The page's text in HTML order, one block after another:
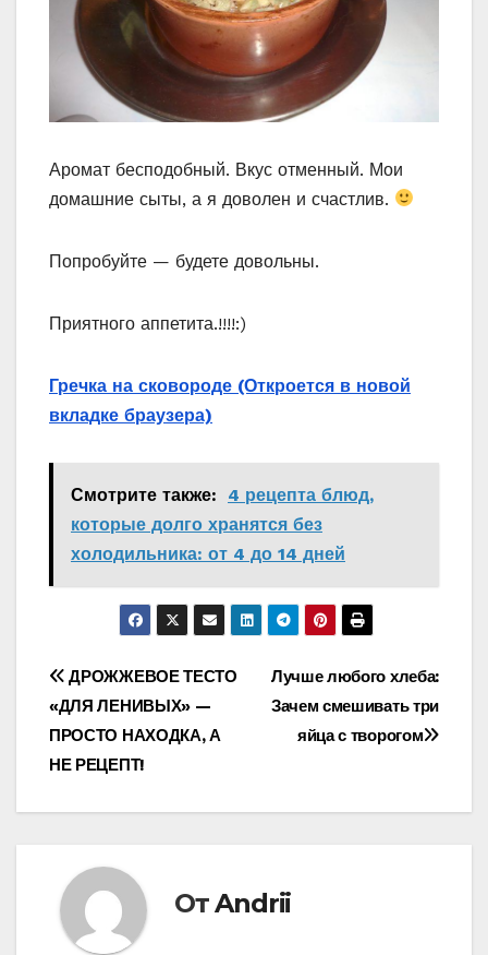
Аромат бесподобный. Вкус отменный. Мои
домашние сыты, а я доволен и счастлив.
Попробуйте — будете довольны.
Приятного аппетита.!!!!:)
Гречка на сковороде (Откроется в новой
вкладке браузера)
Смотрите также:
4 рецепта блюд,
которые долго хранятся без
холодильника: от 4 до 14 дней
Навигация
по
записям
Лучше любого хлеба:
Зачем смешивать три
яйца с творогом
ДРОЖЖЕВОЕ ТЕСТО
«ДЛЯ ЛЕНИВЫХ» —
ПРОСТО НАХОДКА, А
НЕ РЕЦЕПТ!
ОтAndrii